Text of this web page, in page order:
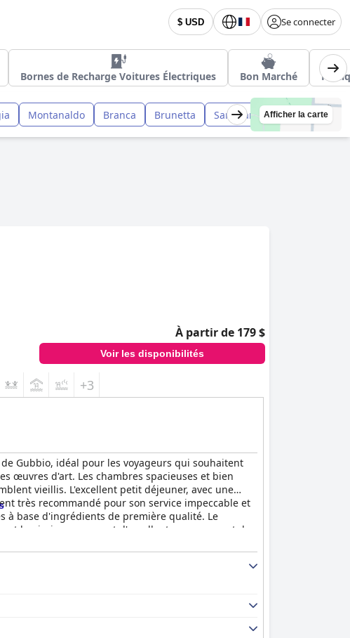
$ USD Se connecter
Bornes de Recharge Voitures Électriques Bon Marché
Montanaldo Branca Brunetta San Martino in Colle
Afficher la carte
À partir de 179 $
Voir les disponibilités
+3
Gubbio, idéal pour les voyageurs qui souhaitent
œuvres d'art. Les chambres spacieuses et bien
vieillis. L'excellent petit déjeuner, avec une
très recommandé pour son service impeccable et
à base d'ingrédients de première qualité. Le
la piscine proposent d'excellents massages et de
peu désuète et suggèrent des améliorations au
offre un séjour relaxant, confortable et agréable.